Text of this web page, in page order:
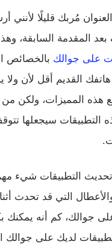
مُربك قليلًا لأنني
المقدمة السابقة،
على جوالك بالخصائص
القديم أقل لأن ولا
هذه المميزات، ولكن من
التطبيقات سيجعلها
التطبيقات شيء
التي قد تحدث
جوالك، كم أنه يمكنك
لديك على جوالك